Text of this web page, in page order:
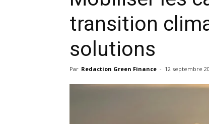
transition
solutions
Par Redaction Green Finance - 12 septembre